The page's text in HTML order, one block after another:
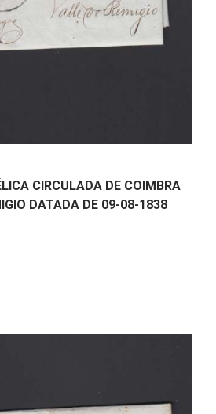
CIRCULADA DE COIMBRA
DATADA DE 09-08-1838